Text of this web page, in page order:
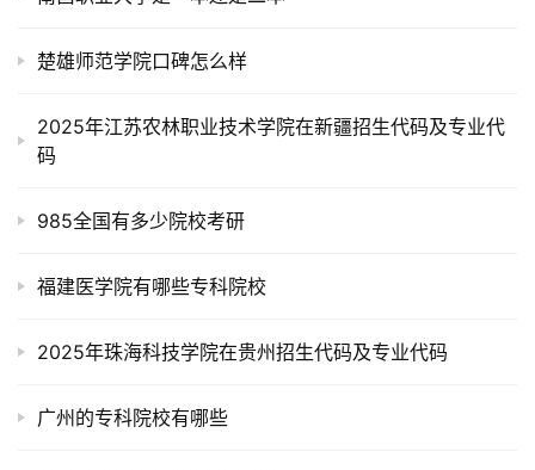
楚雄师范学院口碑怎么样
2025年江苏农林职业技术学院在新疆招生代码及专业代
码
985全国有多少院校考研
福建医学院有哪些专科院校
2025年珠海科技学院在贵州招生代码及专业代码
广州的专科院校有哪些